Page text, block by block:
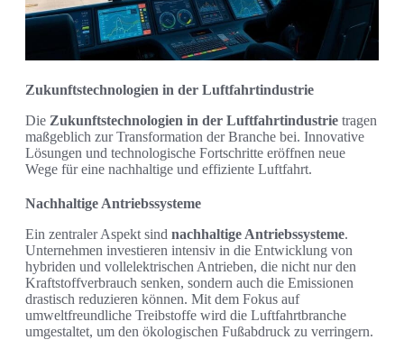
Zukunftstechnologien in der Luftfahrtindustrie
Die Zukunftstechnologien in der Luftfahrtindustrie tragen
maßgeblich zur Transformation der Branche bei. Innovative
Lösungen und technologische Fortschritte eröffnen neue
Wege für eine nachhaltige und effiziente Luftfahrt.
Nachhaltige Antriebssysteme
Ein zentraler Aspekt sind nachhaltige Antriebssysteme.
Unternehmen investieren intensiv in die Entwicklung von
hybriden und vollelektrischen Antrieben, die nicht nur den
Kraftstoffverbrauch senken, sondern auch die Emissionen
drastisch reduzieren können. Mit dem Fokus auf
umweltfreundliche Treibstoffe wird die Luftfahrtbranche
umgestaltet, um den ökologischen Fußabdruck zu verringern.